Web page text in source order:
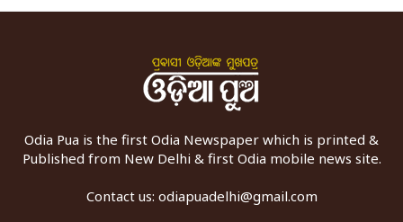
Odia Pua is the first Odia Newspaper which is printed &
Published from New Delhi & first Odia mobile news site.
Contact us: odiapuadelhi@gmail.com